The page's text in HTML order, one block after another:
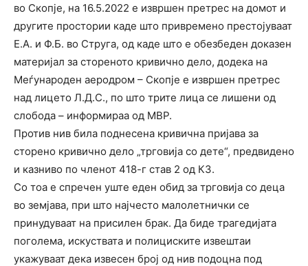
во Скопје, на 16.5.2022 е извршен претрес на домот и
другите простории каде што привремено престојуваат
Е.А. и Ф.Б. во Струга, од каде што е обезбеден доказен
материјал за стореното кривично дело, додека на
Меѓународен аеродром – Скопје е извршен претрес
над лицето Л.Д.С., по што трите лица се лишени од
слобода – информираа од МВР.
Против нив била поднесена кривична пријава за
сторено кривично дело „трговија со дете“, предвидено
и казниво по членот 418-г став 2 од КЗ.
Со тоа е спречен уште еден обид за трговија со деца
во земјава, при што најчесто малолетнички се
принудуваат на присилен брак. Да биде трагедијата
поголема, искуствата и полициските извештаи
укажуваат дека извесен број од нив подоцна под